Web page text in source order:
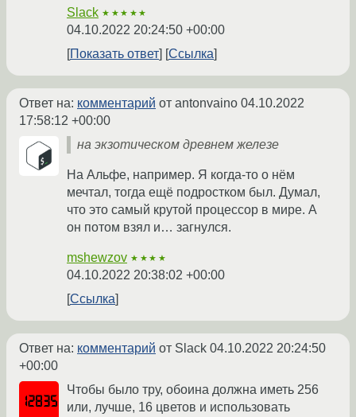
Slack ★★★★★
04.10.2022 20:24:50 +00:00
Показать ответ
Ссылка
Ответ на: комментарий от antonvaino 04.10.2022
17:58:12 +00:00
на экзотическом древнем железе
На Альфе, например. Я когда-то о нём
мечтал, тогда ещё подростком был. Думал,
что это самый крутой процессор в мире. А
он потом взял и… загнулся.
mshewzov ★★★★
04.10.2022 20:38:02 +00:00
Ссылка
Ответ на: комментарий от Slack 04.10.2022 20:24:50
+00:00
Чтобы было тру, обоина должна иметь 256
или, лучше, 16 цветов и использовать